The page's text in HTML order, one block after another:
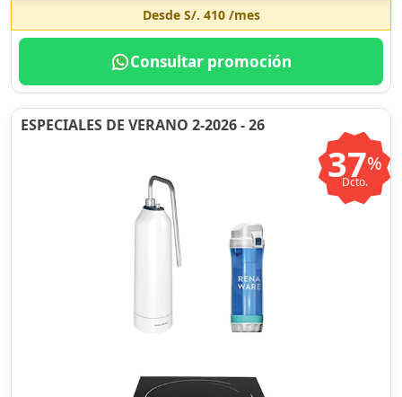
Desde S/. 410/mes
Consultar promoción
ESPECIALES DE VERANO 2-2026 - 26
37%
Dcto.